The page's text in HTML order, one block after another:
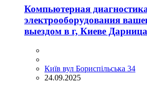
Компьютерная
электрооборудования
выездом в г, Киеве Дарница
Київ вул Бориспільська 34
24.09.2025